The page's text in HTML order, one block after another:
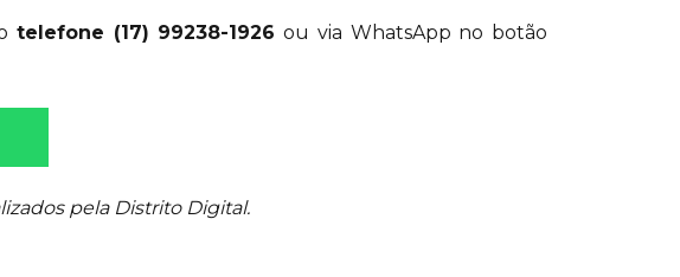
telefone (17) 99238-1926 ou via WhatsApp no botão
pela Distrito Digital.